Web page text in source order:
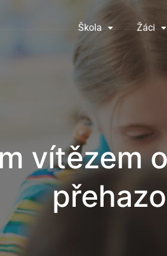
Škola Žáci
vítězem